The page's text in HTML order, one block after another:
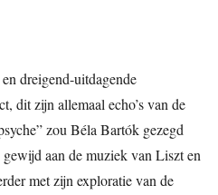
dreigend-uitdagende
dit zijn allemaal echo’s van de
zou Béla Bartók gezegd
aan de muziek van Liszt en
met zijn exploratie van de